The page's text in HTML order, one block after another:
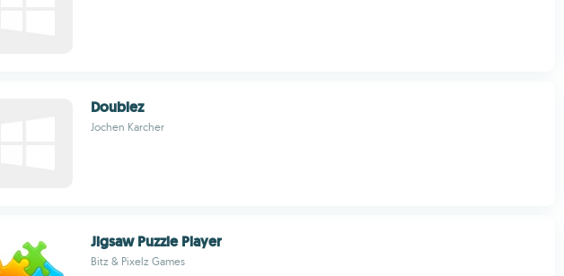
Doublez
Jochen Karcher
Jigsaw Puzzle Player
Bitz & Pixelz Games